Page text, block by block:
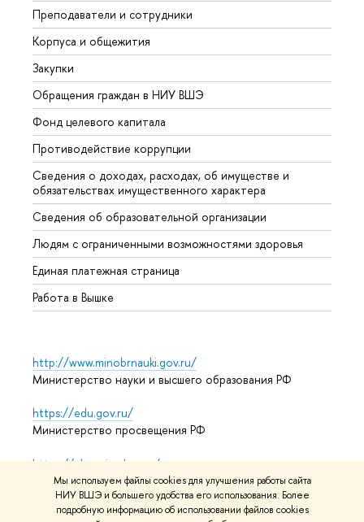
Мы используем файлы cookies для улучшения работы сайта
НИУ ВШЭ и большего удобства его использования. Более
подробную информацию об использовании файлов cookies
Преподаватели и сотрудники
Корпуса и общежития
Закупки
Обращения граждан в НИУ ВШЭ
Фонд целевого капитала
Противодействие коррупции
Сведения о доходах, расходах, об имуществе и
обязательствах имущественного характера
Сведения об образовательной организации
Людям с ограниченными возможностями здоровья
Единая платежная страница
Работа в Вышке
http://www.minobrnauki.gov.ru/
Министерство науки и высшего образования РФ
https://edu.gov.ru/
Министерство просвещения РФ
https://elearning.hse.ru/mooc
Массовые открытые онлайн-курсы